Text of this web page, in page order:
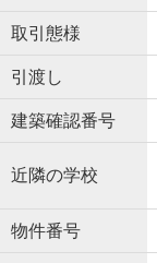
取引態様
引渡し
建築確認番号
近隣の学校
物件番号